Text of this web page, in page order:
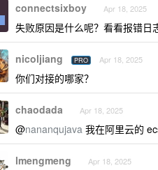
connectsixboy Apr 18, 2025
失败原因是什么呢？看看报错日
nicoljiang PRO Apr 18, 2025
你们对接的哪家？
chaodada Apr 18, 2025
@nananqujava 我在阿里云的
lmengmeng Apr 18, 2025